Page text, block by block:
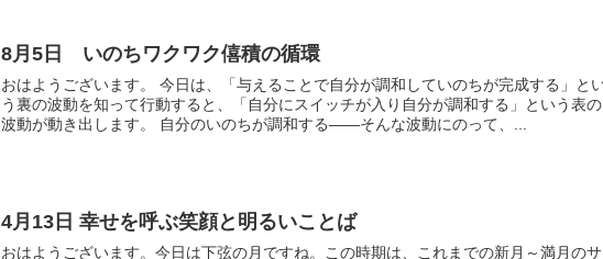
8月5日 いのちワクワク僖積の循環
おはようございます。 今日は、「与えることで自分が調和していのちが完成する」とい
う裏の波動を知って行動すると、「自分にスイッチが入り自分が調和する」という表の
波動が動き出します。 自分のいのちが調和する――そんな波動にのって、...
4月13日 幸せを呼ぶ笑顔と明るいことば
おはようございます。今日は下弦の月ですね。この時期は、これまでの新月～満月のサ